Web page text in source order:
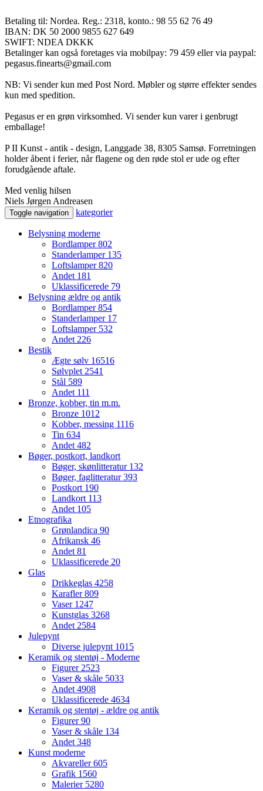
Betaling til: Nordea. Reg.: 2318, konto.: 98 55 62 76 49
IBAN: DK 50 2000 9855 627 649
SWIFT: NDEA DKKK
Betalinger kan også foretages via mobilpay: 79 459 eller via paypal:
pegasus.finearts@gmail.com
NB: Vi sender kun med Post Nord. Møbler og større effekter sendes
kun med spedition.
Pegasus er en grøn virksomhed. Vi sender kun varer i genbrugt
emballage!
P II Kunst - antik - design, Langgade 38, 8305 Samsø. Forretningen
holder åbent i ferier, når flagene og den røde stol er ude og efter
forudgående aftale.
Med venlig hilsen
Niels Jørgen Andreasen
Toggle navigation kategorier
Belysning moderne
Bordlamper802
Standerlamper 135
Loftslamper820
Andet 181
Uklassificerede 79
Belysning ældre og antik
Bordlamper854
Standerlamper 17
Loftslamper 532
Andet226
Bestik
Ægte sølv 16516
Sølvplet2541
Stål 589
Andet 111
Bronze, kobber, tin m.m.
Bronze 1012
Kobber, messing 1116
Tin 634
Andet482
Bøger, postkort, landkort
Bøger, skønlitteratur 132
Bøger, faglitteratur393
Postkort 190
Landkort 113
Andet 105
Etnografika
Grønlandica 90
Afrikansk 46
Andet81
Uklassificerede 20
Glas
Drikkeglas 4258
Karafler809
Vaser 1247
Kunstglas 3268
Andet2584
Julepynt
Diverse julepynt 1015
Keramik og stentøj - Moderne
Figurer2523
Vaser & skåle 5033
Andet4908
Uklassificerede 4634
Keramik og stentøj - ældre og antik
Figurer90
Vaser & skåle 134
Andet348
Kunst moderne
Akvareller605
Grafik 1560
Malerier 5280